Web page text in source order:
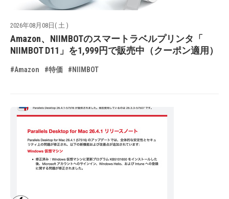
2026年08月08日( 土 )
Amazon、NIIMBOTのスマートラベルプリンタ「
NIIMBOT D11」を1,999円で販売中（クーポン適用）
#Amazon #特価 #NIIMBOT